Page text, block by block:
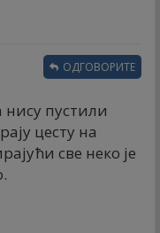
пустили
цесту на
све неко је
ОДГОВОРИТЕ